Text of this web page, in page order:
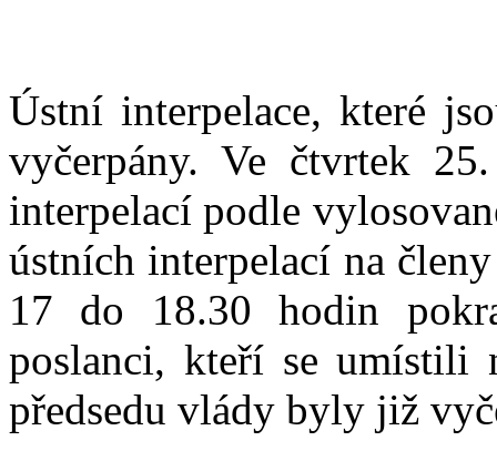
Ústní interpelace, které
vyčerpány. Ve čtvrtek
interpelací podle
ústních interpelací na
17 do 18.30 hodin
poslanci, kteří se umístili
předsedu vlády byly již